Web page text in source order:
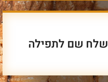
שלח שם לתפילה